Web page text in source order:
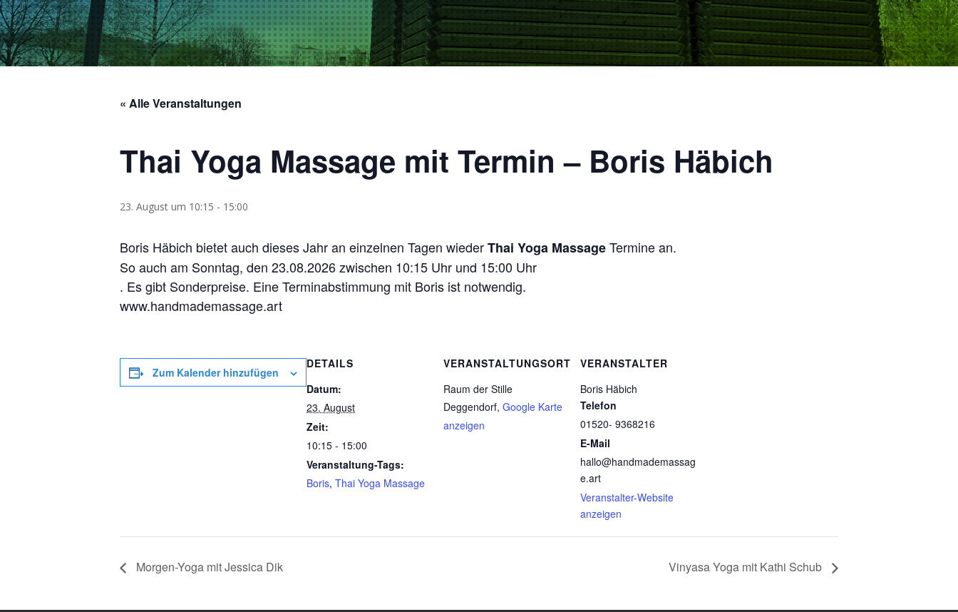
« Alle Veranstaltungen
Thai Yoga Massage mit Termin – Boris Häbich
23. August um 10:15 - 15:00
Boris Häbich bietet auch dieses Jahr an einzelnen Tagen wiederThai Yoga MassageTermine an.
So auch am Sonntag, den 23.08.2026 zwischen 10:15 Uhr und 15:00 Uhr
. Es gibt Sonderpreise. Eine Terminabstimmung mit Boris ist notwendig.
www.handmademassage.art
Zum Kalender hinzufügen
DETAILS
Datum:
23. August
Zeit:
10:15 - 15:00
Veranstaltung-Tags:
Boris, Thai Yoga Massage
VERANSTALTUNGSORT
Raum der Stille
Deggendorf, Google Karte
anzeigen
VERANSTALTER
Boris Häbich
Telefon
01520- 9368216
E-Mail
hallo@handmademassag
e.art
Veranstalter-Website
anzeigen
Morgen-Yoga mit Jessica Dik Vinyasa Yoga mit Kathi Schub